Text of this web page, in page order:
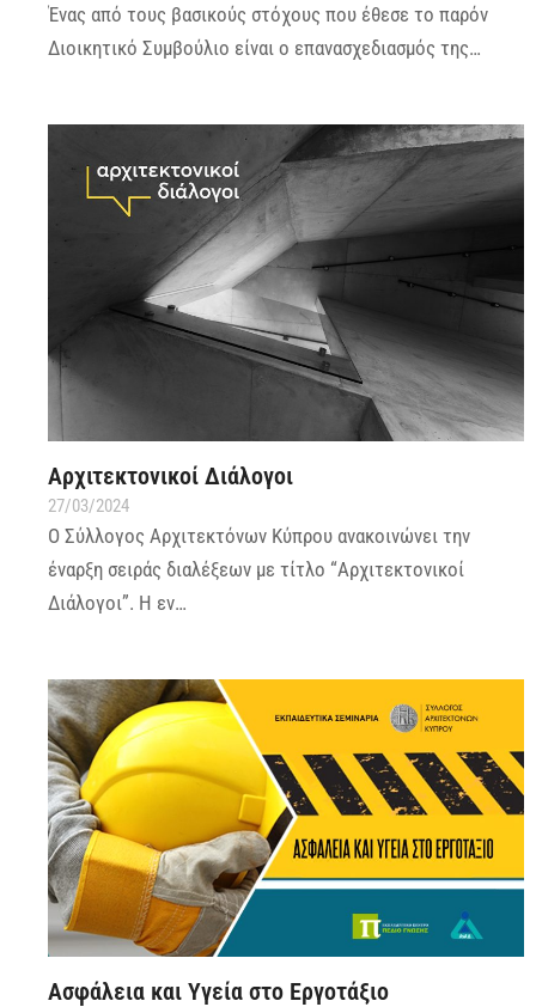
Ένας από τους βασικούς στόχους που έθεσε το παρόν
Διοικητικό Συμβούλιο είναι ο επανασχεδιασμός της…
Αρχιτεκτονικοί Διάλογοι
27/03/2024
Ο Σύλλογος Αρχιτεκτόνων Κύπρου ανακοινώνει την
έναρξη σειράς διαλέξεων με τίτλο “Αρχιτεκτονικοί
Διάλογοι”. Η εν…
Ασφάλεια και Υγεία στο Εργοτάξιο